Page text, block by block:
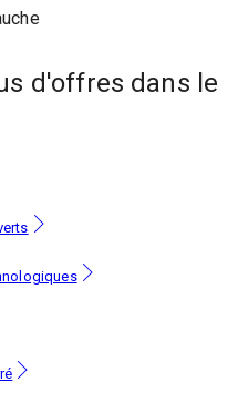
d'offres dans le